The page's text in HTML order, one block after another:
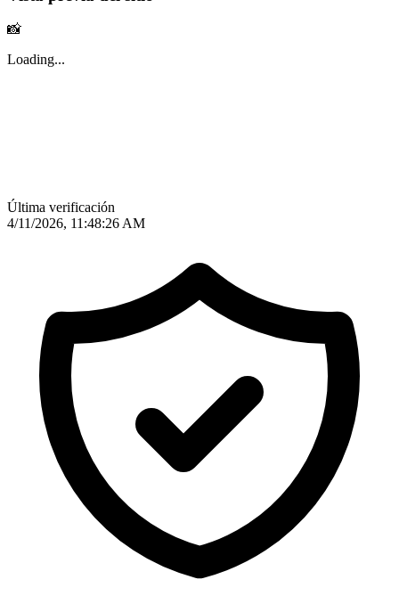
📸
Loading...
Última verificación
4/11/2026, 11:48:26 AM